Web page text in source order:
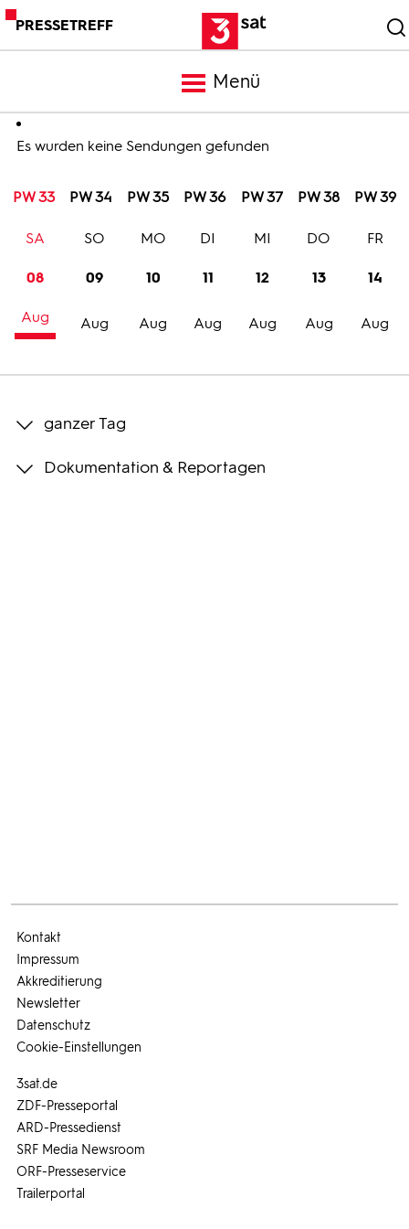
PRESSETREFF
Menü
Meldungen
Programm
Trailer
Bilder
Es wurden keine Sendungen gefunden
PW 33 PW 34 PW 35 PW 36 PW 37 PW 38 PW 39
08
Aug
SA
09
Aug
SO
10
Aug
MO
11
Aug
DI
12
Aug
MI
13
Aug
DO
14
Aug
FR
ganzer Tag
Dokumentation & Reportagen
3sat.de
ZDF-Presseportal
ARD-Pressedienst
SRF Media Newsroom
ORF-Presseservice
Trailerportal
Kontakt
Impressum
Akkreditierung
Newsletter
Datenschutz
Cookie-Einstellungen